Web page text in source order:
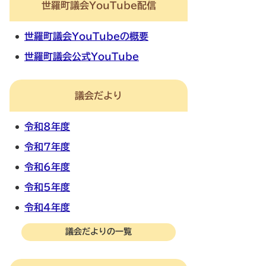
世羅町議会YouTube配信
世羅町議会YouTubeの概要
世羅町議会公式YouTube
議会だより
令和8年度
令和7年度
令和6年度
令和5年度
令和4年度
議会だよりの一覧